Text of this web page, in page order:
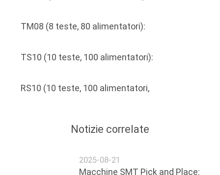
SULLA
Modelli di visualizzazione: CHM-551, TM06,
magnetica).
TM08 (8 teste, 80 alimentatori):
TS10 (10 teste, 100 alimentatori):